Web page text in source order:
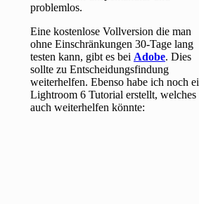
problemlos.
Eine kostenlose Vollversion die man
ohne Einschränkungen 30-Tage lang
testen kann, gibt es bei Adobe. Dies
sollte zu Entscheidungsfindung
weiterhelfen. Ebenso habe ich noch
Lightroom 6 Tutorial erstellt, welches
auch weiterhelfen könnte: